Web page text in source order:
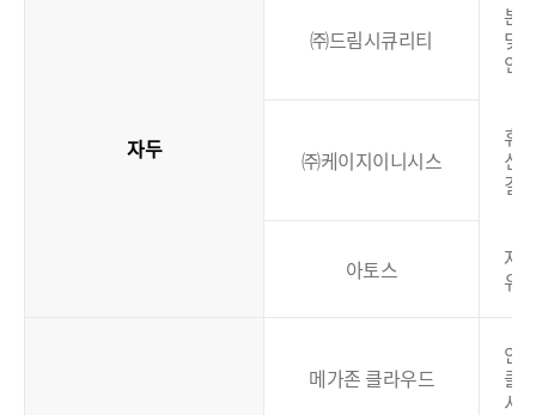
자두
㈜드림시큐리티
본
및
인
㈜케이지이니시스
휴
신
결
아토스
자
유
메가존 클라우드
안
클
서